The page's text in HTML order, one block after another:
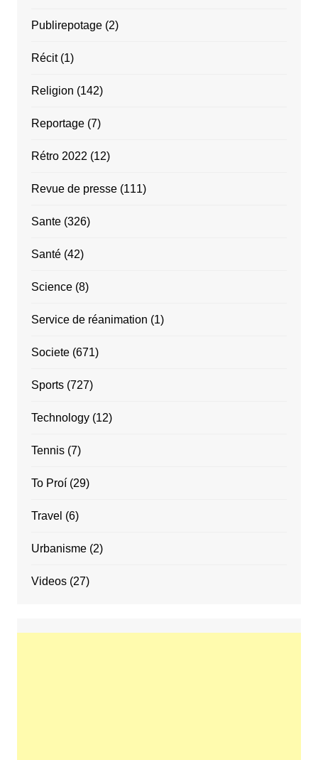
Publirepotage(2)
Récit(1)
Religion (142)
Reportage(7)
Rétro 2022 (12)
Revue de presse(111)
Sante(326)
Santé(42)
Science(8)
Service de réanimation (1)
Societe(671)
Sports(727)
Technology(12)
Tennis(7)
To Proí(29)
Travel (6)
Urbanisme(2)
Videos(27)